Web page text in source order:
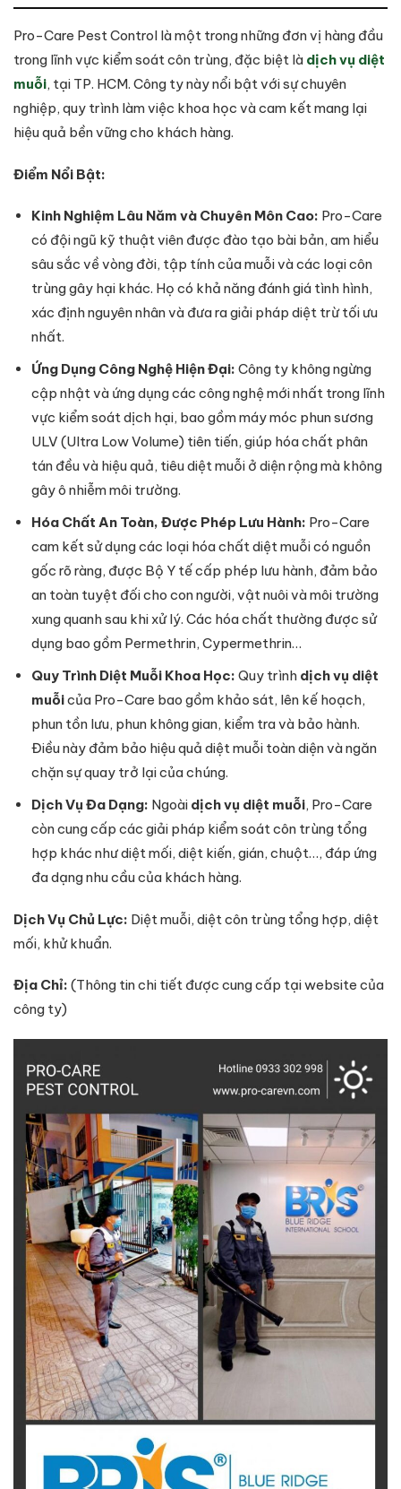
Pro-Care Pest Control là một trong những đơn vị hàng đầu
trong lĩnh vực kiểm soát côn trùng, đặc biệt là dịch vụ diệt
muỗi, tại TP. HCM. Công ty này nổi bật với sự chuyên
nghiệp, quy trình làm việc khoa học và cam kết mang lại
hiệu quả bền vững cho khách hàng.
Điểm Nổi Bật:
Kinh Nghiệm Lâu Năm và Chuyên Môn Cao: Pro-Care
có đội ngũ kỹ thuật viên được đào tạo bài bản, am hiểu
sâu sắc về vòng đời, tập tính của muỗi và các loại côn
trùng gây hại khác. Họ có khả năng đánh giá tình hình,
xác định nguyên nhân và đưa ra giải pháp diệt trừ tối ưu
nhất.
Ứng Dụng Công Nghệ Hiện Đại: Công ty không ngừng
cập nhật và ứng dụng các công nghệ mới nhất trong lĩnh
vực kiểm soát dịch hại, bao gồm máy móc phun sương
ULV (Ultra Low Volume) tiên tiến, giúp hóa chất phân
tán đều và hiệu quả, tiêu diệt muỗi ở diện rộng mà không
gây ô nhiễm môi trường.
Hóa Chất An Toàn, Được Phép Lưu Hành: Pro-Care
cam kết sử dụng các loại hóa chất diệt muỗi có nguồn
gốc rõ ràng, được Bộ Y tế cấp phép lưu hành, đảm bảo
an toàn tuyệt đối cho con người, vật nuôi và môi trường
xung quanh sau khi xử lý. Các hóa chất thường được sử
dụng bao gồm Permethrin, Cypermethrin…
Quy Trình Diệt Muỗi Khoa Học: Quy trình dịch vụ diệt
muỗicủa Pro-Care bao gồm khảo sát, lên kế hoạch,
phun tồn lưu, phun không gian, kiểm tra và bảo hành.
Điều này đảm bảo hiệu quả diệt muỗi toàn diện và ngăn
chặn sự quay trở lại của chúng.
Dịch Vụ Đa Dạng: Ngoài dịch vụ diệt muỗi, Pro-Care
còn cung cấp các giải pháp kiểm soát côn trùng tổng
hợp khác như diệt mối, diệt kiến, gián, chuột…, đáp ứng
đa dạng nhu cầu của khách hàng.
Dịch Vụ Chủ Lực: Diệt muỗi, diệt côn trùng tổng hợp, diệt
mối, khử khuẩn.
Địa Chỉ: (Thông tin chi tiết được cung cấp tại website của
công ty)